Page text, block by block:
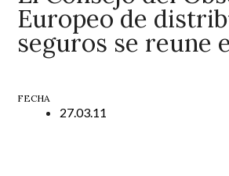
Europeo de
seguros se reune
FECHA
27.03.11